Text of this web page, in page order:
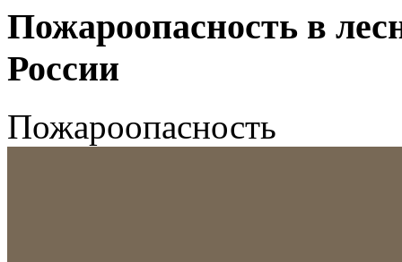
Пожароопасность в
России
Пожароопасность